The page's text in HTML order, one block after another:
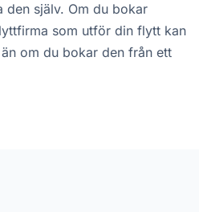
själv. Om du bokar
som utför din flytt kan
om du bokar den från ett